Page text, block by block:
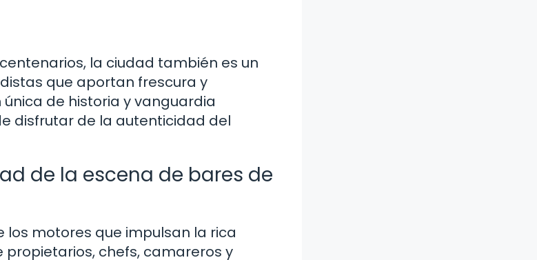
la ciudad también es un
que aportan frescura y
de historia y vanguardia
disfrutar de la autenticidad del
de la escena de bares de
los motores que impulsan la rica
chefs, camareros y